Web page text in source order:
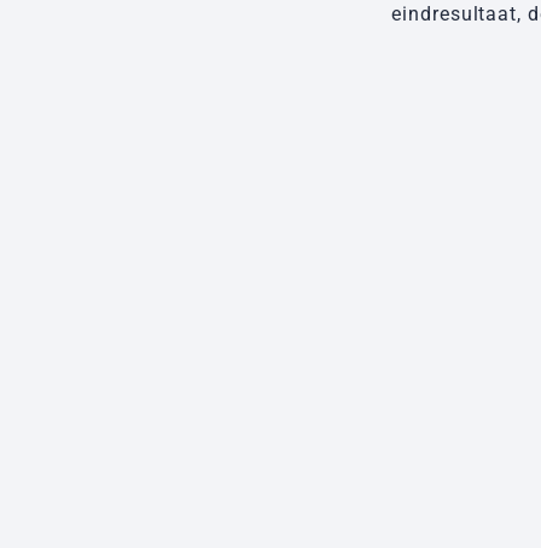
eindresultaat,